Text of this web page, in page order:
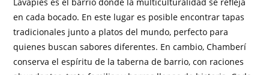
en cada bocado. En este lugar es posible encontrar tapas
tradicionales junto a platos del mundo, perfecto para
quienes buscan sabores diferentes. En cambio, Chamberí
conserva el espíritu de la taberna de barrio, con raciones